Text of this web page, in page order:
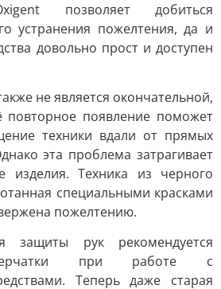
позволяет добиться
устранения пожелтения, да и
довольно прост и доступен
не является окончательной,
повторное появление поможет
техники вдали от прямых
эта проблема затрагивает
изделия. Техника из черного
специальными красками
пожелтению.
защиты рук рекомендуется
при работе с
Теперь даже старая